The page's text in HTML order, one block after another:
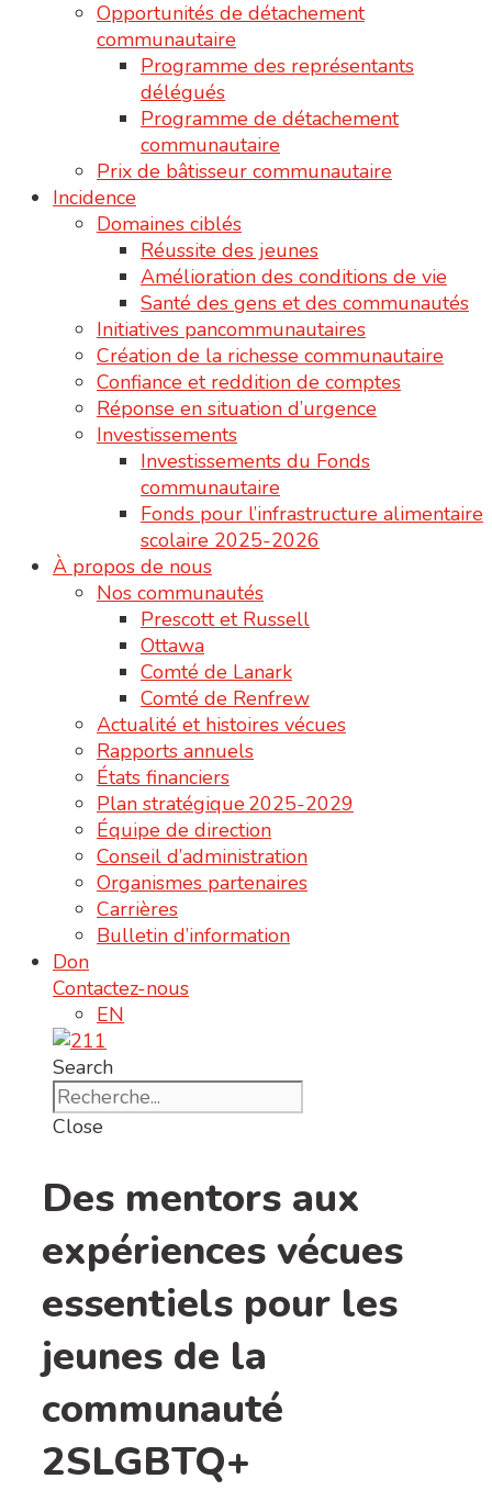
Opportunités de détachement
communautaire
Programme des représentants
délégués
Programme de détachement
communautaire
Prix de bâtisseur communautaire
Incidence
Domaines ciblés
Réussite des jeunes
Amélioration des conditions de vie
Santé des gens et des communautés
Initiatives pancommunautaires
Création de la richesse communautaire
Confiance et reddition de comptes
Réponse en situation d’urgence
Investissements
Investissements du Fonds
communautaire
Fonds pour l’infrastructure alimentaire
scolaire 2025-2026
À propos de nous
Nos communautés
Prescott et Russell
Ottawa
Comté de Lanark
Comté de Renfrew
Actualité et histoires vécues
Rapports annuels
États financiers
Plan stratégique 2025-2029
Équipe de direction
Conseil d’administration
Organismes partenaires
Carrières
Bulletin d’information
Don
Contactez-nous
EN
Search
Close
Des mentors aux
expériences vécues
essentiels pour les
jeunes de la
communauté
2SLGBTQ+